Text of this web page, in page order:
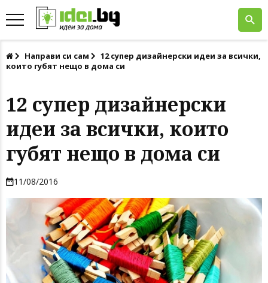
Направи си сам
12 супер дизайнерски идеи за всички,
които губят нещо в дома си
12 супер дизайнерски
идеи за всички, които
губят нещо в дома си
11/08/2016